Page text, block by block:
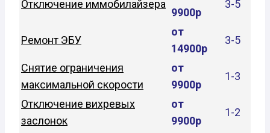
Отключение иммобилайзера
9900р
3-5
Ремонт ЭБУ
от
14900р
3-5
Снятие ограничения
максимальной скорости
от
9900р
1-3
Отключение вихревых
заслонок
от
9900р
1-2